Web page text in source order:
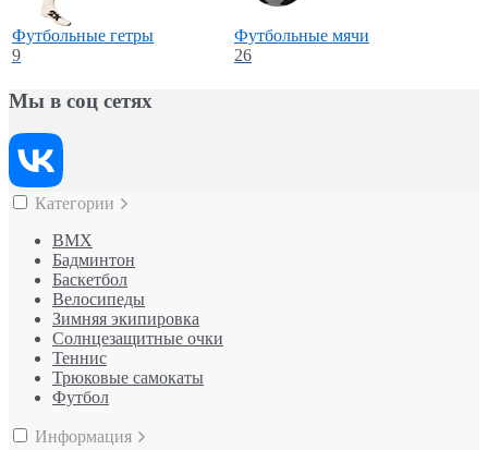
Футбольные гетры
9
Футбольные мячи
26
Мы в соц сетях
Категории
BMX
Бадминтон
Баскетбол
Велосипеды
Зимняя экипировка
Солнцезащитные очки
Теннис
Трюковые самокаты
Футбол
Информация